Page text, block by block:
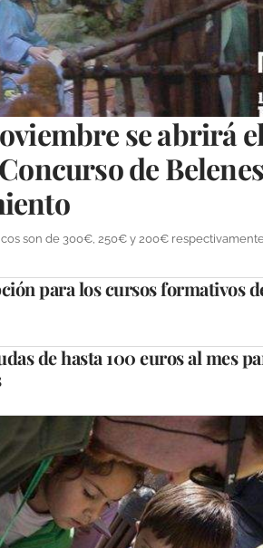
se abrirá
de
son de 300€, 250€ y 200€
para los cursos formativos
de hasta 100 euros al mes